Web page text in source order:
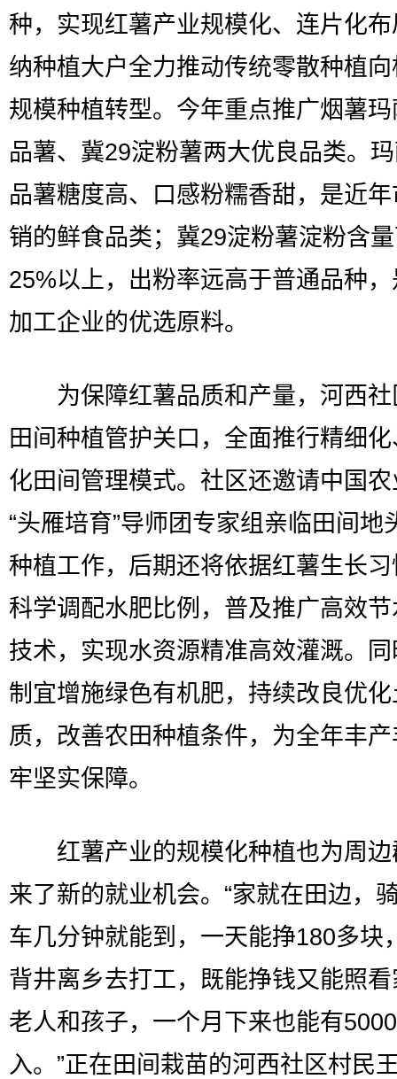
种，实现红薯产业规模化、连片化
纳种植大户全力推动传统零散种植
规模种植转型。今年重点推广烟薯
品薯、冀29淀粉薯两大优良品类。
品薯糖度高、口感粉糯香甜，是近
销的鲜食品类；冀29淀粉薯淀粉含
25%以上，出粉率远高于普通品种
加工企业的优选原料。
为保障红薯品质和产量，河西社
田间种植管护关口，全面推行精细
化田间管理模式。社区还邀请中国
“头雁培育”导师团专家组亲临田间地
种植工作，后期还将依据红薯生长
科学调配水肥比例，普及推广高效
技术，实现水资源精准高效灌溉。
制宜增施绿色有机肥，持续改良优
质，改善农田种植条件，为全年丰
牢坚实保障。
红薯产业的规模化种植也为周边
来了新的就业机会。“家就在田边，
车几分钟就能到，一天能挣180多块
背井离乡去打工，既能挣钱又能照
老人和孩子，一个月下来也能有
入。”正在田间栽苗的河西社区村民